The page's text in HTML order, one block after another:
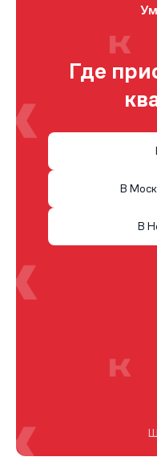
Где
В
В